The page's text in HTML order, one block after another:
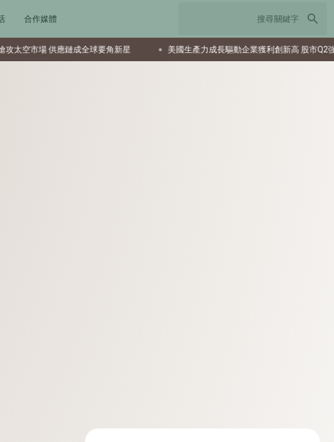
合作媒體 search
供應鏈成全球要角新星 美國生產力成長驅動企業獲利創新高 股市Q2強勁反彈